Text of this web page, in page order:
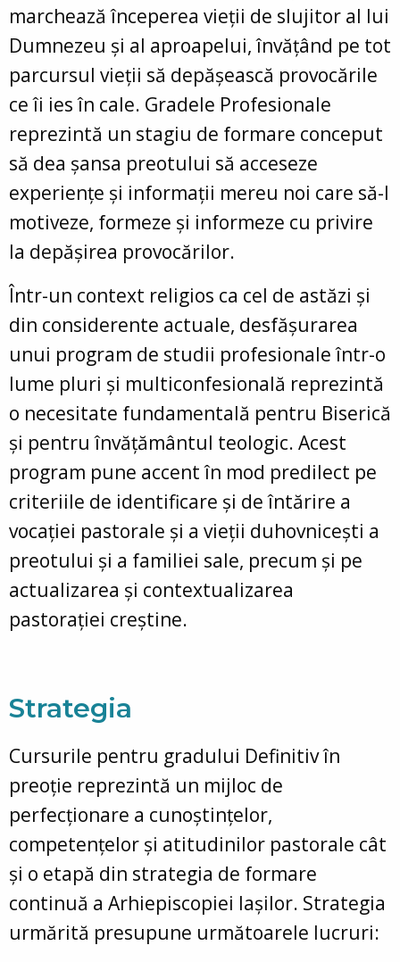
marchează începerea vieții de slujitor al lui
Dumnezeu și al aproapelui, învățând pe tot
parcursul vieții să depășească provocările
ce îi ies în cale. Gradele Profesionale
reprezintă un stagiu de formare conceput
să dea șansa preotului să acceseze
experiențe și informații mereu noi care să-l
motiveze, formeze și informeze cu privire
la depășirea provocărilor.
Într-un context religios ca cel de astăzi și
din considerente actuale, desfășurarea
unui program de studii profesionale într-o
lume pluri și multiconfesională reprezintă
o necesitate fundamentală pentru Biserică
și pentru învățământul teologic. Acest
program pune accent în mod predilect pe
criteriile de identificare și de întărire a
vocației pastorale și a vieții duhovnicești a
preotului și a familiei sale, precum și pe
actualizarea și contextualizarea
pastorației creștine.
Strategia
Cursurile pentru gradului Definitiv în
preoție reprezintă un mijloc de
perfecționare a cunoștințelor,
competențelor și atitudinilor pastorale cât
și o etapă din strategia de formare
continuă a Arhiepiscopiei Iașilor. Strategia
urmărită presupune următoarele lucruri: